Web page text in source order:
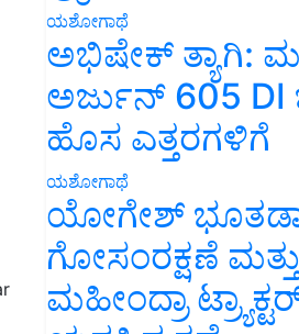
ಯಶೋಗಾಥೆ
ಅಭಿಷೇಕ್ ತ್ಯಾಗಿ:
ಅರ್ಜುನ್ 605 DI
ಹೊಸ ಎತ್ತರಗಳಿಗೆ
ಯಶೋಗಾಥೆ
ಯೋಗೇಶ್
ಗೋಸಂರಕ್ಷಣೆ ಮತ್ತು
ಮಹೀಂದ್ರಾ